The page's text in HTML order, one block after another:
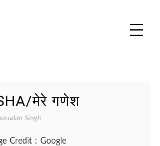
मेरे गणेश
Singh
Credit : Google